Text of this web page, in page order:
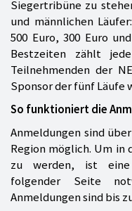
Siegertribüne zu
und männlichen
500 Euro, 300 Euro
Bestzeiten zählt
Teilnehmenden der
Sponsor der fünf Läufe
So funktioniert die
Anmeldungen sind
Region möglich. Um in
zu werden, ist eine
folgender Seite
Anmeldungen sind bis